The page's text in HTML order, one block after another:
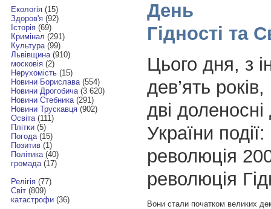
Екологія(15)
Здоров'я(92)
Історія(69)
Кримінал (291)
Культура(99)
Львівщина(910)
московія(2)
Нерухомість(15)
Новини Борислава(554)
Новини Дрогобича(3 620)
Новини Стебника(291)
Новини Трускавця(902)
Освіта(111)
Плітки(5)
Погода(15)
Позитив(1)
Політика(40)
громада(17)
Релігія(77)
Світ(809)
катастрофи(36)
День
Гідності та
Цього дня, з
дев’ять
дві
України
революція
революція
Вони стали початком великих